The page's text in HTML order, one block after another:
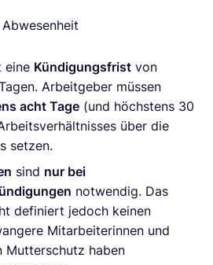
eine Kündigungsfrist von
Arbeitgeber müssen
acht Tage (und höchstens 30
über die
setzen.
sind nur bei
notwendig. Das
definiert jedoch keinen
Mitarbeiterinnen und
Mutterschutz haben